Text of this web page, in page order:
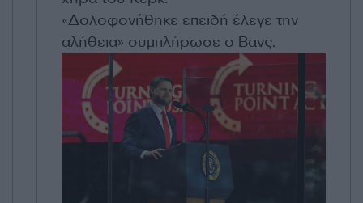
«Δολοφονήθηκε επειδή έλεγε την
αλήθεια» συμπλήρωσε ο Βανς.